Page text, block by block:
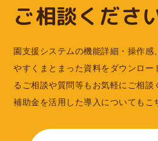
ご相談くださ
園支援システムの機能詳細・操作感
やすくまとまった資料をダウンロー
るご相談や質問等もお気軽にご相談
補助金を活用した導入についてもこ